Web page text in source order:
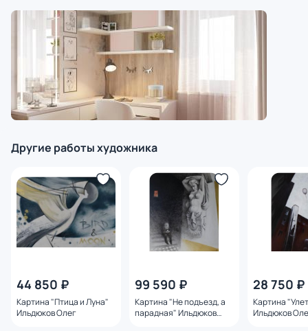
Другие работы художника
44 850 ₽
Картина "Птица и Луна"
Ильдюков Олег
99 590 ₽
Картина "Не подъезд, а
парадная" Ильдюков
28 750 ₽
Картина
Ильдюков